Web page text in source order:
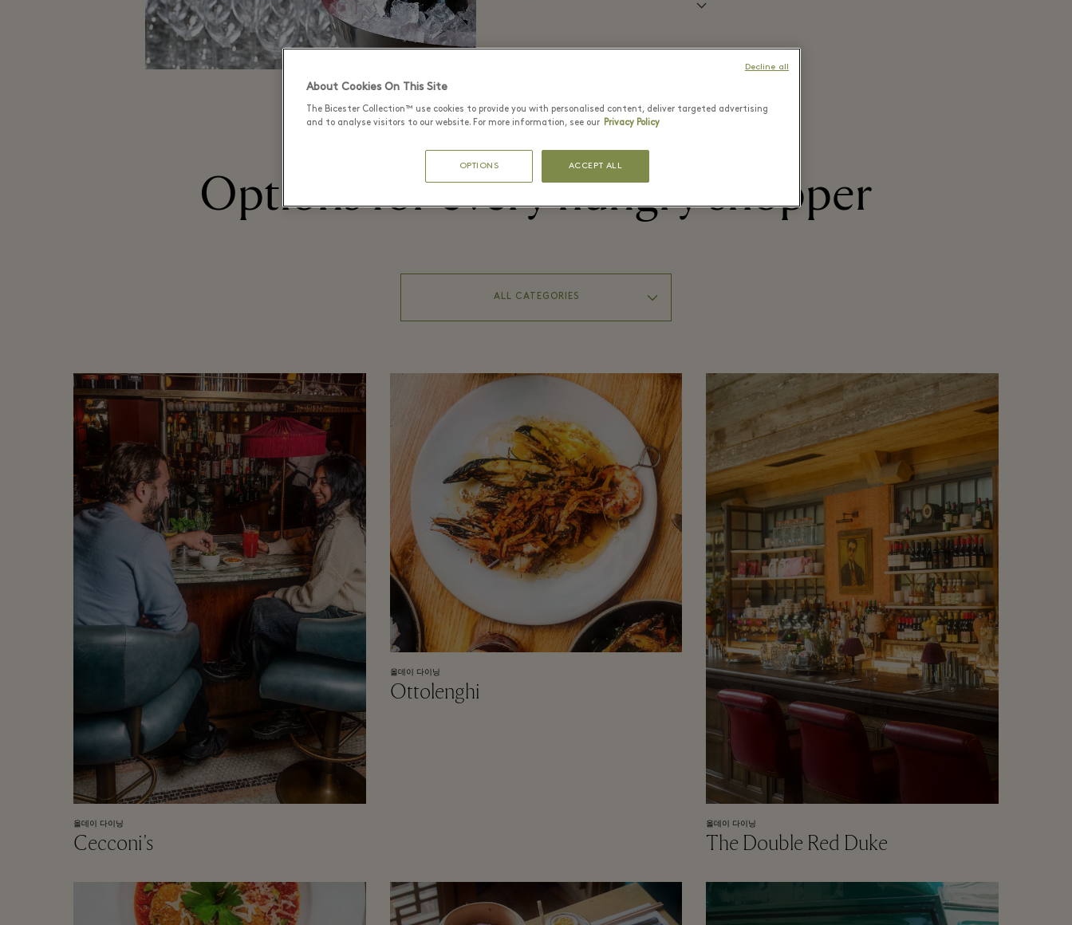
*non-alcoholic alternative available on request.
Options for every hungry shopper
올데이 다이닝
Cecconi's
올데이 다이닝
Ottolenghi
올데이 다이닝
The Double Red Duke
About Cookies On This Site
The Bicester Collection™ use cookies to provide you with personalised content, deliver targeted advertising
and to analyse visitors to our website. For more information, see our Privacy Policy
OPTIONS ACCEPT ALL
Decline all